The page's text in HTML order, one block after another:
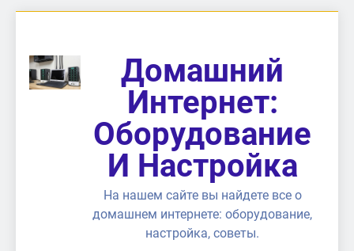
содержимому
Домашний
Интернет:
Оборудование
И Настройка
На нашем сайте вы найдете все о
домашнем интернете: оборудование,
настройка, советы.